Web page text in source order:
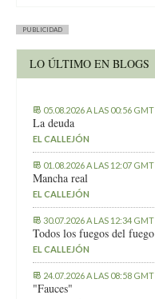
PUBLICIDAD
LO ÚLTIMO EN BLOGS
05.08.2026 A LAS 00:56 GMT
La deuda
EL CALLEJÓN
01.08.2026 A LAS 12:07 GMT
Mancha real
EL CALLEJÓN
30.07.2026 A LAS 12:34 GMT
Todos los fuegos del fuego
EL CALLEJÓN
24.07.2026 A LAS 08:58 GMT
"Fauces"